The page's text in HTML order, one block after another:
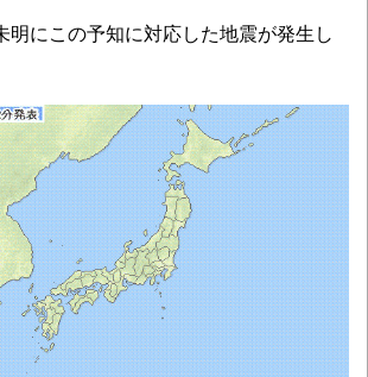
明にこの予知に対応した地震が発生し